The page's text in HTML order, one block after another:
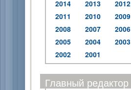
2014
2013
2012
2011
2010
2009
2008
2007
2006
2005
2004
2003
2002
2001
Главный редактор